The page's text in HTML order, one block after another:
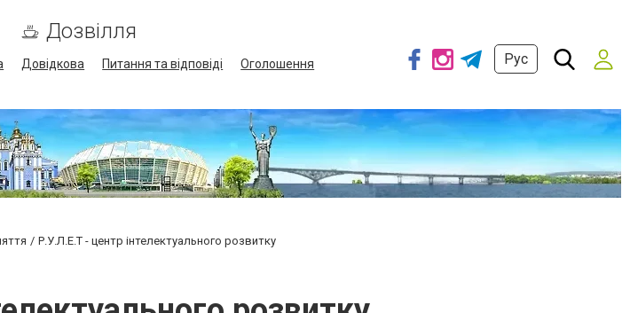
Дозвілля
Довідкова Питання та відповіді
Оголошення
Рус
Р.У.Л.Е.Т - центр інтелектуального розвитку